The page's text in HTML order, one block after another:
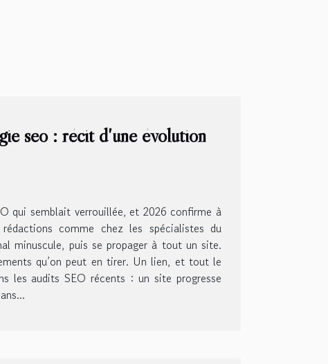
seo : récit d'une évolution
qui semblait verrouillée, et 2026 confirme à
comme chez les spécialistes du
minuscule, puis se propager à tout un site.
qu’on peut en tirer. Un lien, et tout le
les audits SEO récents : un site progresse